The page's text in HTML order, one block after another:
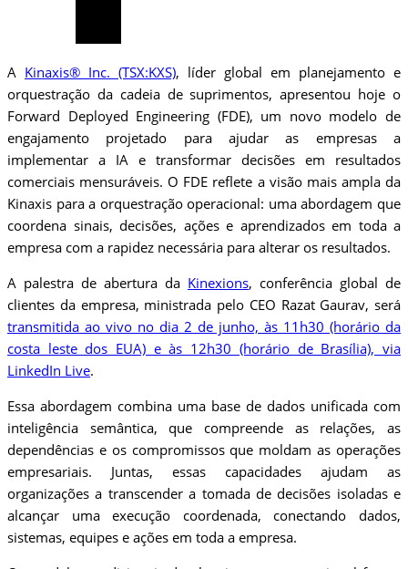
A Kinaxis® Inc. (TSX:KXS), líder global em planejamento e
orquestração da cadeia de suprimentos, apresentou hoje o
Forward Deployed Engineering (FDE), um novo modelo de
engajamento projetado para ajudar as empresas a
implementar a IA e transformar decisões em resultados
comerciais mensuráveis. O FDE reflete a visão mais ampla da
Kinaxis para a orquestração operacional: uma abordagem que
coordena sinais, decisões, ações e aprendizados em toda a
empresa com a rapidez necessária para alterar os resultados.
A palestra de abertura da Kinexions, conferência global de
clientes da empresa, ministrada pelo CEO Razat Gaurav, será
transmitida ao vivo no dia 2 de junho, às 11h30 (horário da
costa leste dos EUA) e às 12h30 (horário de Brasília), via
LinkedIn Live.
Essa abordagem combina uma base de dados unificada com
inteligência semântica, que compreende as relações, as
dependências e os compromissos que moldam as operações
empresariais. Juntas, essas capacidades ajudam as
organizações a transcender a tomada de decisões isoladas e
alcançar uma execução coordenada, conectando dados,
sistemas, equipes e ações em toda a empresa.